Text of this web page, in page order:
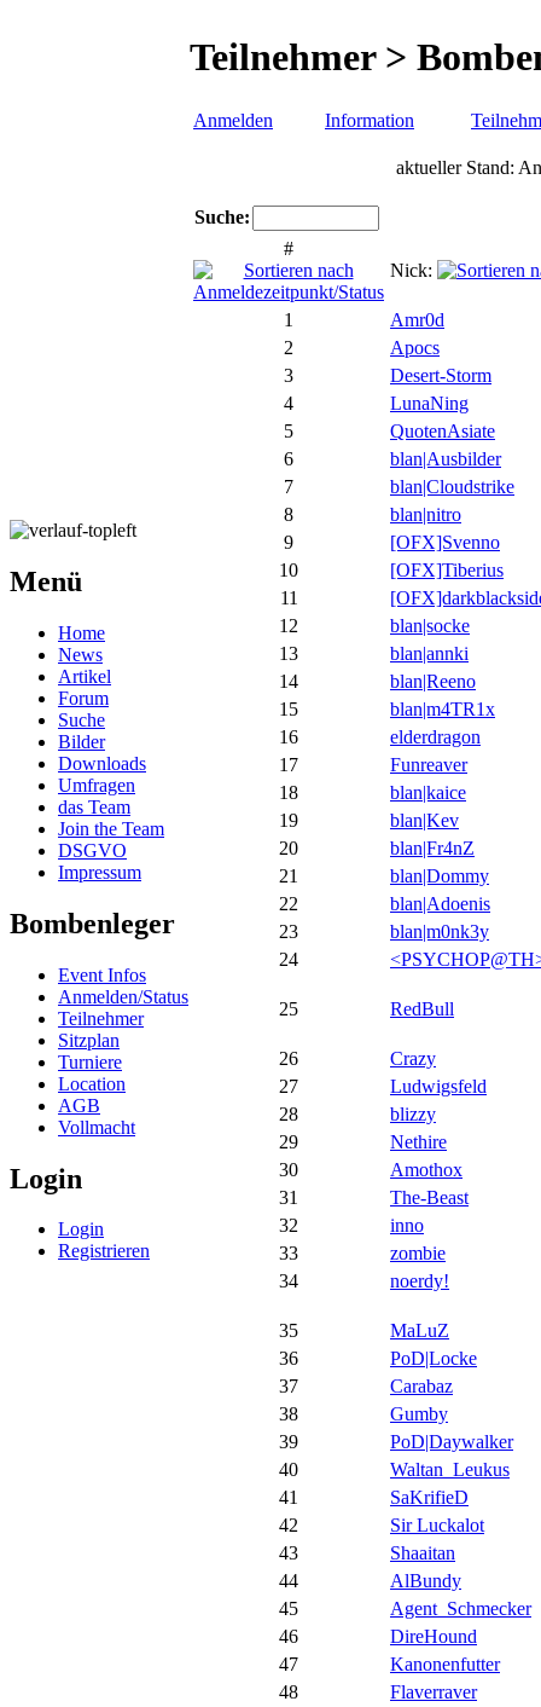
Menü
Home
News
Artikel
Forum
Suche
Bilder
Downloads
Umfragen
das Team
Join the Team
DSGVO
Impressum
Bombenleger
Event Infos
Anmelden/Status
Teilnehmer
Sitzplan
Turniere
Location
AGB
Vollmacht
Login
Login
Registrieren
Teilnehmer >
Anmelden Information
aktueller Stand:
Suche:
#
Nick:
1
Amr0d
2
Apocs
3
Desert-Storm
4
LunaNing
5
QuotenAsiate
6
blan|Ausbilder
7
blan|Cloudstrike
8
blan|nitro
9
[OFX]Svenno
10
[OFX]Tiberius
11
12
blan|socke
13
blan|annki
14
blan|Reeno
15
blan|m4TR1x
16
elderdragon
17
Funreaver
18
blan|kaice
19
blan|Kev
20
blan|Fr4nZ
21
blan|Dommy
22
blan|Adoenis
23
blan|m0nk3y
24
25 RedBull
26
Crazy
27
Ludwigsfeld
28
blizzy
29
Nethire
30
Amothox
31
The-Beast
32
inno
33
zombie
34
noerdy!
35
MaLuZ
36
PoD|Locke
37
Carabaz
38
Gumby
39
PoD|Daywalker
40
Waltan_Leukus
41
SaKrifieD
42
Sir Luckalot
43
Shaaitan
44
AlBundy
45
Agent_Schmecker
46
DireHound
47
Kanonenfutter
48
Flaverraver